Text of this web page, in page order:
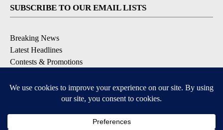
SUBSCRIBE TO OUR EMAIL LISTS
Breaking News
Latest Headlines
Contests & Promotions
Available for iOS and Android